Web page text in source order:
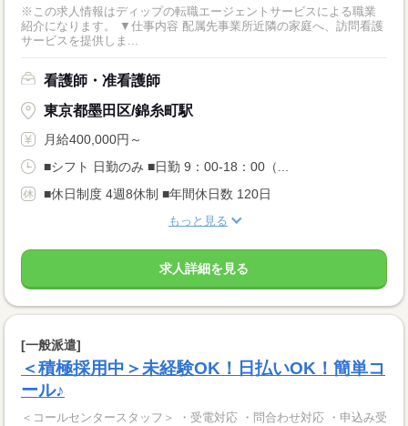
※この求人情報はディップの転職エージェントサービスによる職業
紹介になります。 ▼仕事内容 配属先事業所近隣の家庭へ、訪問看護
サービスを提供しま...
看護師・准看護師
東京都墨田区/錦糸町駅
月給400,000円～
■シフト 日勤のみ ■日勤 9：00-18：00（...
■休日制度 4週8休制 ■年間休日数 120日
もっと見る
求人詳細を見る
[一般派遣]
＜積極採用中＞未経験OK！日払いOK！簡単コ
ール♪
＜コールセンタースタッフ＞ ・受電対応 ・問合わせ対応 ・申込み受